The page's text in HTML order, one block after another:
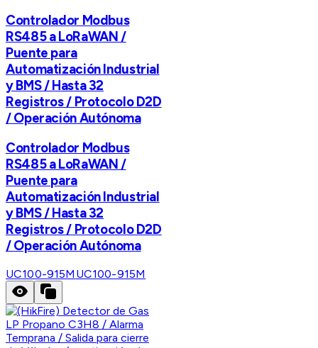
Controlador Modbus
RS485 a LoRaWAN /
Puente para
Automatización Industrial
y BMS / Hasta 32
Registros / Protocolo D2D
/ Operación Autónoma
Controlador Modbus
RS485 a LoRaWAN /
Puente para
Automatización Industrial
y BMS / Hasta 32
Registros / Protocolo D2D
/ Operación Autónoma
UC100-915M UC100-915M